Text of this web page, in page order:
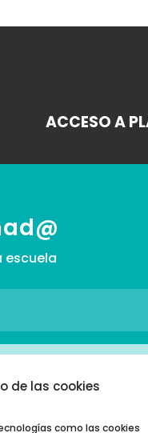
de las cookies
como las cookies
ACCESO A
escuela